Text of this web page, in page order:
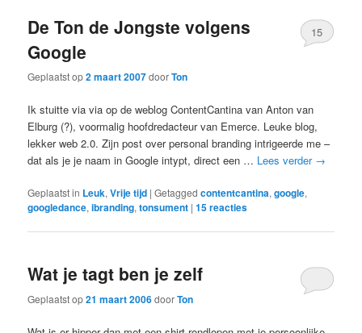
De Ton de Jongste volgens
Google
Geplaatst op2 maart 2007doorTon
15
Ik stuitte via via op de weblog ContentCantina van Anton van
Elburg (?), voormalig hoofdredacteur van Emerce. Leuke blog,
lekker web 2.0. Zijn post over personal branding intrigeerde me –
dat als je je naam in Google intypt, direct een … Lees verder →
Geplaatst in Leuk,Vrije tijd |Getagged contentcantina,google,
googledance,ibranding,tonsument |15reacties
Wat je tagt ben je zelf
Geplaatst op21 maart 2006doorTon